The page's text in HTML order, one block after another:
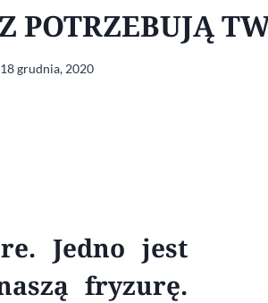
18 grudnia, 2020
Jedno jest
fryzurę.